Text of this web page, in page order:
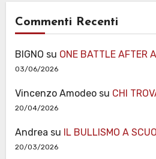
Commenti Recenti
BIGNO su ONE BATTLE AFTER
03/06/2026
Vincenzo Amodeosu CHI
20/04/2026
Andrea su IL BULLISMO A
20/03/2026